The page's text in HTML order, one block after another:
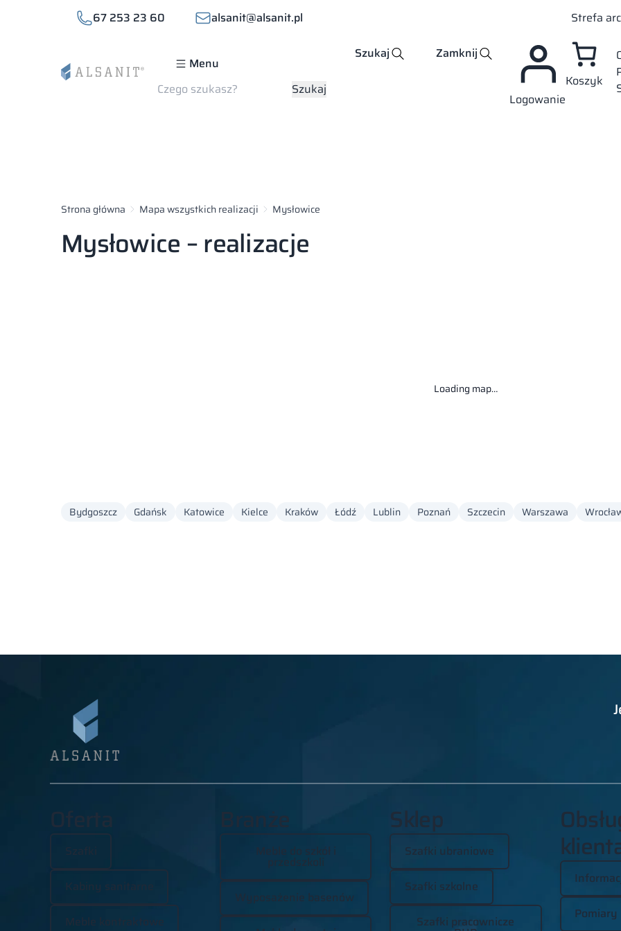
67 253 23 60 alsanit@alsanit.pl Strefa
Menu
Szukaj
Szukaj
Szukaj Zamknij
Logowanie
Koszyk
Strona główna Mapa wszystkich realizacji Mysłowice
Mysłowice – realizacje
Loading map…
Bydgoszcz Gdańsk Katowice Kielce Kraków Łódź Lublin Poznań Szczecin Warszawa
Oferta
Kabiny sanitarne
Meble kontraktowe
Branże
Wyposażenie basenów
Sklep
Szafki ubraniowe
Szafki szkolne
Szafki pracownicze Pomiary